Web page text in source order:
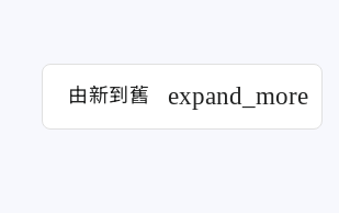
由新到舊 expand_more